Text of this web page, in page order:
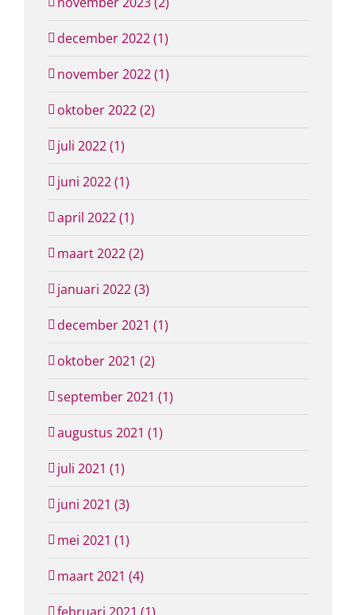
december 2022 (1)
november 2022 (1)
oktober 2022 (2)
juli 2022 (1)
juni 2022 (1)
april 2022 (1)
maart 2022 (2)
januari 2022 (3)
december 2021 (1)
oktober 2021 (2)
september 2021 (1)
augustus 2021 (1)
juli 2021 (1)
juni 2021 (3)
mei 2021 (1)
maart 2021 (4)